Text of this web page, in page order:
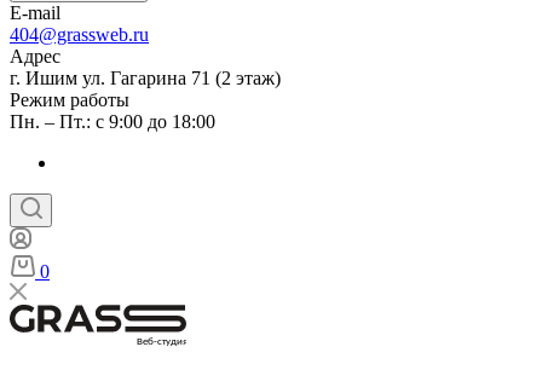
E-mail
404@grassweb.ru
Адрес
г. Ишим ул. Гагарина 71 (2 этаж)
Режим работы
Пн. – Пт.: с 9:00 до 18:00
0
Веб-студия